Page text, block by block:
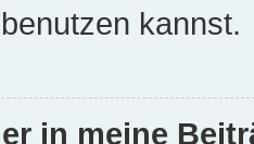
kannst.
in meine